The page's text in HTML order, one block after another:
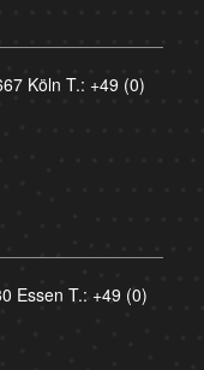
Köln T.: +49 (0)
Essen T.: +49 (0)